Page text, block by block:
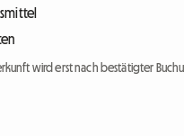
wird erst nach bestätigter